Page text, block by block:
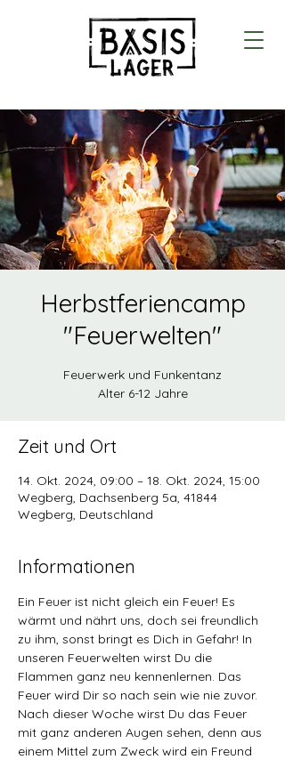
Herbstferiencamp
"Feuerwelten"
Feuerwerk und Funkentanz
Alter 6-12 Jahre
Zeit und Ort
14. Okt. 2024, 09:00 – 18. Okt. 2024, 15:00
Wegberg, Dachsenberg 5a, 41844
Wegberg, Deutschland
Informationen
Ein Feuer ist nicht gleich ein Feuer! Es
wärmt und nährt uns, doch sei freundlich
zu ihm, sonst bringt es Dich in Gefahr! In
unseren Feuerwelten wirst Du die
Flammen ganz neu kennenlernen. Das
Feuer wird Dir so nach sein wie nie zuvor.
Nach dieser Woche wirst Du das Feuer
mit ganz anderen Augen sehen, denn aus
einem Mittel zum Zweck wird ein Freund